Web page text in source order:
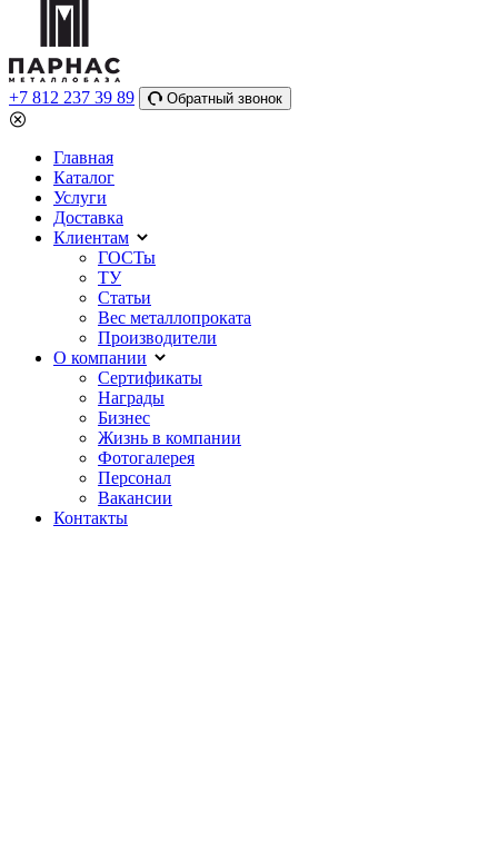
+7 812 237 39 89 Обратный звонок
Главная
Каталог
Услуги
Доставка
Клиентам
ГОСТы
ТУ
Статьи
Вес металлопроката
Производители
О компании
Сертификаты
Награды
Бизнес
Жизнь в компании
Фотогалерея
Персонал
Вакансии
Контакты